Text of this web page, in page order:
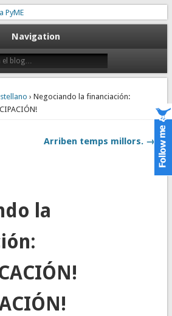
de la PyME
Dirección financiera externalizada.
Navigation
› Negociando la financiación:
Arriben temps millors. →
la